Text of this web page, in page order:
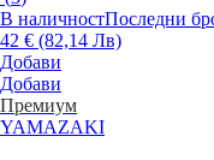
В наличностПоследни
42 € (82,14 Лв)
Добави
Добави
Премиум
YAMAZAKI